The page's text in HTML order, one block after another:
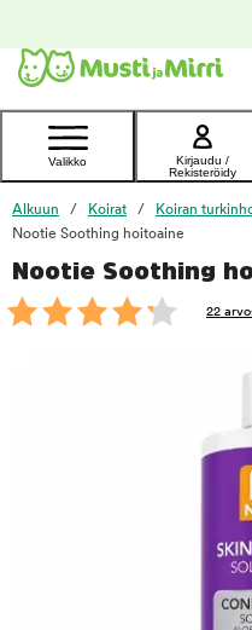
Ota yhteyttä
asiakaspalveluun
Valikko
Kirjaudu /
Rekisteröidy
Alkuun Koirat Koiran
Nootie Soothing hoitoaine
Nootie Soothing
22
foo